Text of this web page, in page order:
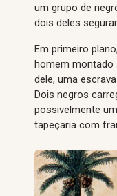
um grupo de
dois deles
Em primeiro
homem montado
dele, uma
Dois negros
possivelmente
tapeçaria com